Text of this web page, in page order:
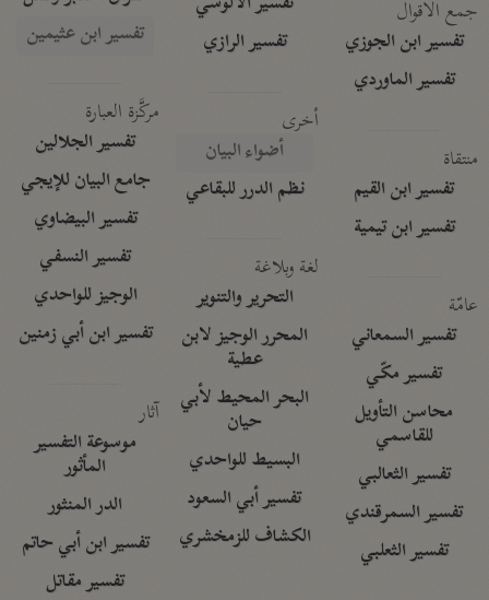
جمع الأقوال
تفسير ابن الجوزي
تفسير الماوردي
منتقاة
تفسير ابن القيم
تفسير ابن تيمية
عامّة
تفسير السمعاني
تفسير مكّي
محاسن التأويل
للقاسمي
تفسير الثعالبي
تفسير السمرقندي
تفسير الثعلبي
تفسير الرازي
أخرى
أضواء البيان
نظم الدرر للبقاعي
لغة وبلاغة
التحرير والتنوير
المحرر الوجيز لابن
عطية
البحر المحيط لأبي
حيان
البسيط للواحدي
تفسير أبي السعود
الكشاف للزمخشري
تفسير ابن عثيمين
مركَّزة العبارة
تفسير الجلالين
جامع البيان للإيجي
تفسير البيضاوي
تفسير النسفي
الوجيز للواحدي
تفسير ابن أبي زمنين
آثار
موسوعة التفسير
المأثور
الدر المنثور
تفسير ابن أبي حاتم
تفسير مقاتل